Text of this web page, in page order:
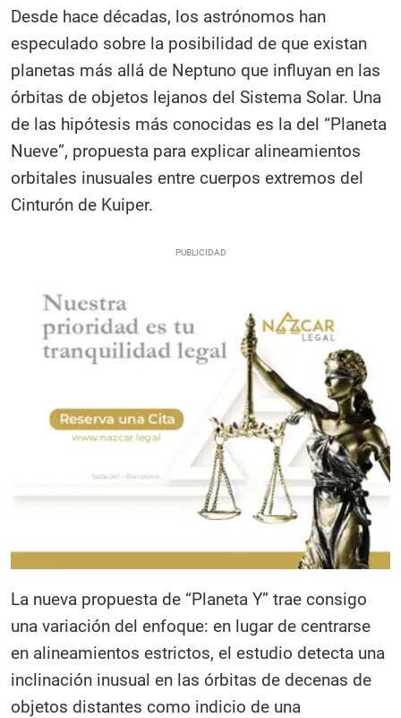
Desde hace décadas, los astrónomos han
especulado sobre la posibilidad de que existan
planetas más allá de Neptuno que influyan en las
órbitas de objetos lejanos del Sistema Solar. Una
de las hipótesis más conocidas es la del “Planeta
Nueve”, propuesta para explicar alineamientos
orbitales inusuales entre cuerpos extremos del
Cinturón de Kuiper.
La nueva propuesta de “Planeta Y” trae consigo
una variación del enfoque: en lugar de centrarse
en alineamientos estrictos, el estudio detecta una
inclinación inusual en las órbitas de decenas de
objetos distantes como indicio de una